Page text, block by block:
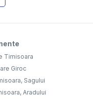
Timisoara
Giroc
Sagului
Aradului